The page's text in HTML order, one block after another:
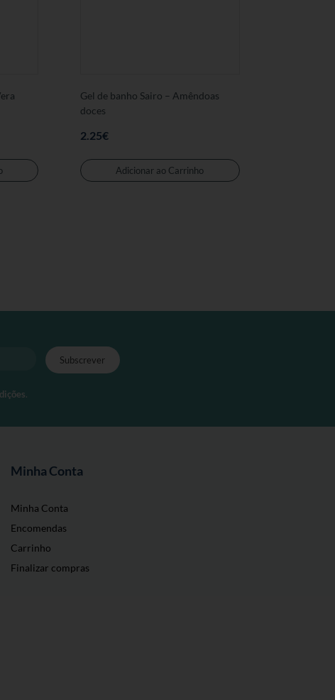
Gel de banho Sairo – Amêndoas
doces
2.25€
Adicionar ao Carrinho
.
Minha Conta
Minha Conta
Encomendas
Carrinho
Finalizar compras